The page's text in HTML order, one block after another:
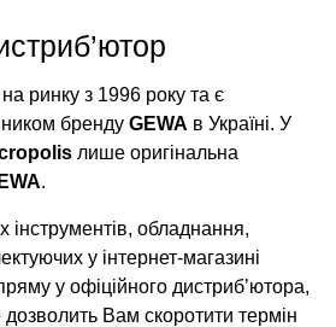
на ринку з 1996 року та є
бренду GEWA в Україні. У
лише оригінальна
.
обладнання,
у інтернет-магазині
у офіційного дистриб’ютора,
Вам скоротити термін